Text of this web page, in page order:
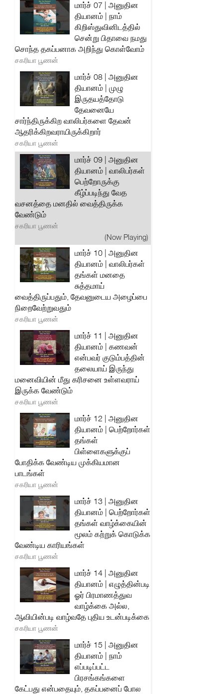
மார்ச் 07 | அனுதின
தியானம் | நாம்
கிறிஸ்துவினிடத்தில்
சென்று பிதாவை நமது
சொந்த தகப்பனாக அறிந்து கொள்வோம்
சகரியா பூணன்
மார்ச் 08 | அனுதின
தியானம் | முழு
இருதயத்தோடு
தேவனையே
சார்ந்திருக்கிற வாலிபர்களை தேவன்
ஆதரிக்கிறவராயிருக்கிறார்
சகரியா பூணன்
மார்ச் 09 | அனுதின
தியானம் | வாலிபர்கள்
பெற்றோருக்கு
கீழ்ப்படிந்து வேத
வசனத்தை மனதில் வைத்திருக்க
வேண்டும்
சகரியா பூணன்
(Now Playing)
மார்ச் 10 | அனுதின
தியானம் | வாலிபர்கள்
தங்கள் மனதை
சுத்தமாய்
வைத்திருப்பதும், தேவனுடைய அழைப்பை
நிறைவேற்றுவதும்
சகரியா பூணன்
மார்ச் 11 | அனுதின
தியானம் | கணவன்
என்பவர் குடும்பத்தின்
தலையாய் இருந்து
மனைவியின் மீது கரிசனை உள்ளவராய்
இருக்க வேண்டும்
சகரியா பூணன்
மார்ச் 12 | அனுதின
தியானம் | பெற்றோர்கள்
தங்கள்
பிள்ளைகளுக்குப்
போதிக்க வேண்டிய முக்கியமான
பாடங்கள்
சகரியா பூணன்
மார்ச் 13 | அனுதின
தியானம் | பெற்றோர்கள்
தங்கள் வாழ்க்கையின்
மூலம் கற்றுக் கொடுக்க
வேண்டிய காரியங்கள்
சகரியா பூணன்
மார்ச் 14 | அனுதின
தியானம் | எழுத்தின்படி
ஓர் பிரமாணத்துவ
வாழ்க்கை அல்ல,
ஆவியின்படி வாழ்வதே புதிய உடன்படிக்கை
சகரியா பூணன்
மார்ச் 15 | அனுதின
தியானம் | நாம்
எப்படிப்பட்ட
பிரசங்கங்களை
கேட்பது என்பதையும், தகப்பனைப் போல